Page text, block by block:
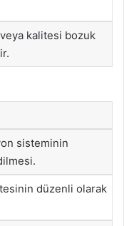
kalitesi bozuk
sisteminin
düzenli olarak